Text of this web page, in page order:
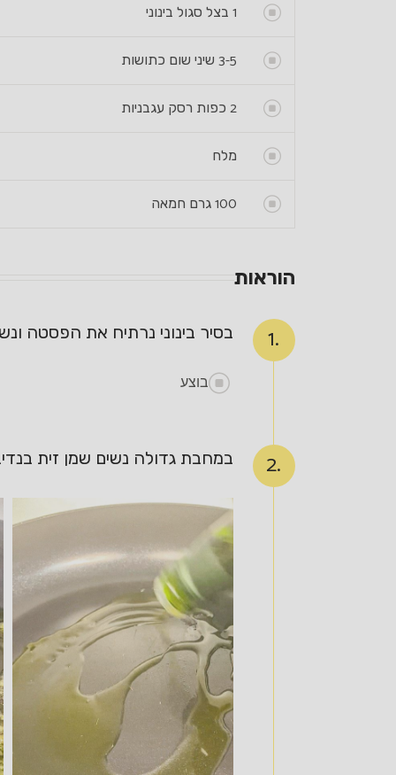
1 בצל סגול בינוני
3-5 שיני שום כתושות
2 כפות רסק עגבניות
מלח
100 גרם חמאה
הוראות
1. בסיר בינוני נרתיח את הפסטה ונשמור 2 מצקות של
בוצע
2. במחבת גדולה נשים שמן זית